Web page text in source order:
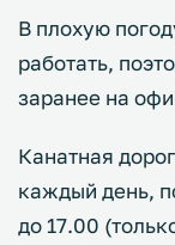
В плохую
работать,
заранее на
Канатная
каждый день,
до 17.00